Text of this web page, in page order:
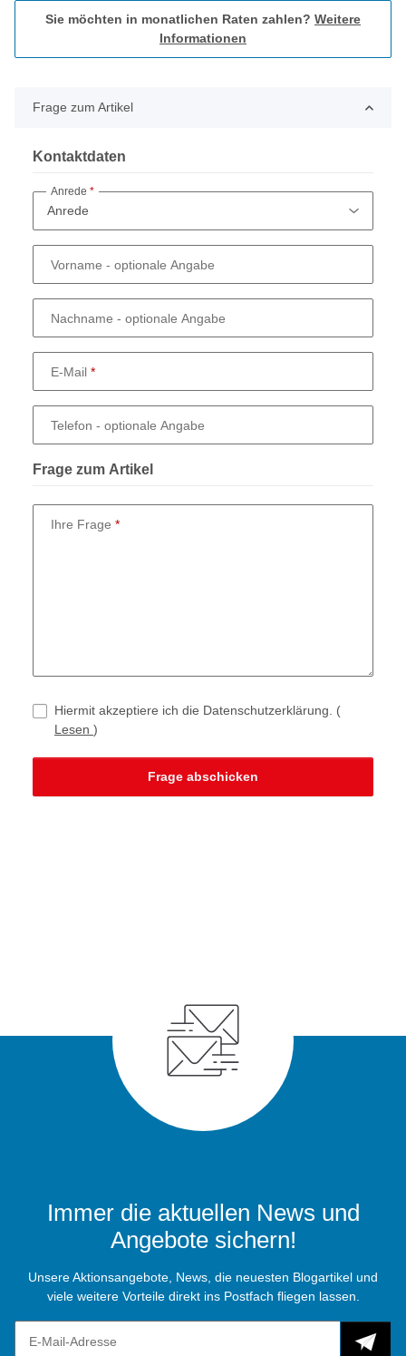
Sie möchten in monatlichen Raten zahlen? Weitere
Informationen
Frage zum Artikel
Kontaktdaten
Anrede
Vorname - optionale Angabe
Nachname - optionale Angabe
E-Mail
Telefon - optionale Angabe
Frage zum Artikel
Ihre Frage
Hiermit akzeptiere ich die Datenschutzerklärung. (
Lesen )
Frage abschicken
Immer die aktuellen News und
Angebote sichern!
Unsere Aktionsangebote, News, die neuesten Blogartikel und
viele weitere Vorteile direkt ins Postfach fliegen lassen.